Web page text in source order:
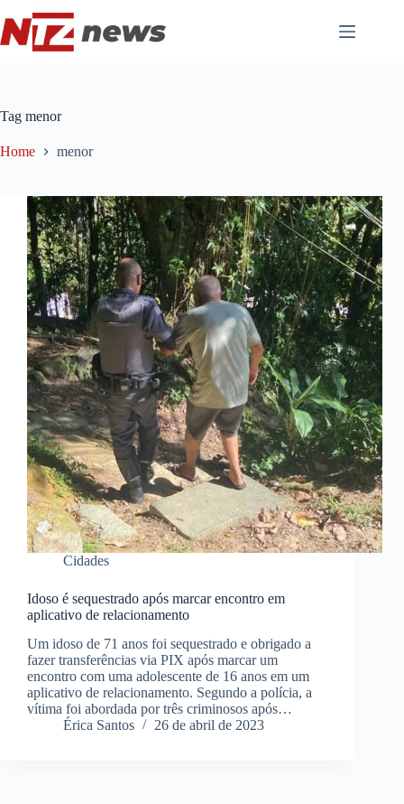
para
o
conteúdo
Tag menor
Home menor
Cidades
Idoso é sequestrado após marcar encontro em
aplicativo de relacionamento
Um idoso de 71 anos foi sequestrado e obrigado a
fazer transferências via PIX após marcar um
encontro com uma adolescente de 16 anos em um
aplicativo de relacionamento. Segundo a polícia, a
vítima foi abordada por três criminosos após…
Érica Santos
26 de abril de 2023